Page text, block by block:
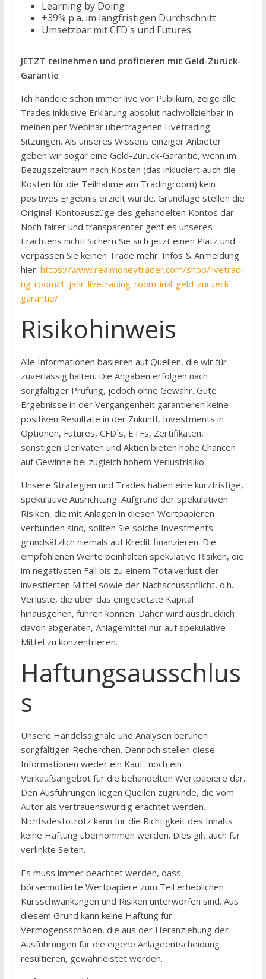
Learning by Doing
+39% p.a. im langfristigen Durchschnitt
Umsetzbar mit CFD´s und Futures
JETZT teilnehmen und profitieren mit Geld-Zurück-
Garantie
Ich handele schon immer live vor Publikum, zeige alle
Trades inklusive Erklärung absolut nachvollziehbar in
meinen per Webinar übertragenen Livetrading-
Sitzungen. Als unseres Wissens einziger Anbieter
geben wir sogar eine Geld-Zurück-Garantie, wenn im
Bezugszeitraum nach Kosten (das inkludiert auch die
Kosten für die Teilnahme am Tradingroom) kein
positives Ergebnis erzielt wurde. Grundlage stellen die
Original-Kontoauszüge des gehandelten Kontos dar.
Noch fairer und transparenter geht es unseres
Erachtens nicht! Sichern Sie sich jetzt einen Platz und
verpassen Sie keinen Trade mehr. Infos & Anmeldung
hier: https://www.realmoneytrader.com/shop/livetradi
ng-room/1-jahr-livetrading-room-inkl-geld-zurueck-
garantie/
Risikohinweis
Alle Informationen basieren auf Quellen, die wir für
zuverlässig halten. Die Angaben erfol­gen nach
sorgfältiger Prüfung, jedoch ohne Gewähr. Gute
Ergebnisse in der Vergangenheit garantieren keine
positiven Resultate in der Zukunft. Investments in
Optionen, Futures, CFD´s, ETFs, Zertifikaten,
sonstigen Derivaten und Aktien bieten hohe Chancen
auf Gewinne bei zugleich hohem Verlustrisiko.
Unsere Strategien und Trades haben eine kurzfristige,
spekulative Ausrichtung. Aufgrund der spekulativen
Risiken, die mit Anlagen in diesen Wertpapieren
verbunden sind, sollten Sie solche Investments
grundsätzlich niemals auf Kredit finanzieren. Die
empfohlenen Werte beinhalten spekulative Risiken, die
im negativsten Fall bis zu einem Totalverlust der
investierten Mittel sowie der Nachschusspflicht, d.h.
Verluste, die über das eingesetzte Kapital
hinausgehen, führen können. Daher wird ausdrücklich
davon abgeraten, Anlagemittel nur auf spekulative
Mittel zu konzentrieren.
Haftungsausschlus
s
Unsere Handelssignale und Analysen beruhen
sorgfältigen Recherchen. Dennoch stellen diese
Informationen weder ein Kauf- noch ein
Verkaufsangebot für die behandelten Wertpapiere dar.
Den Ausführungen liegen Quellen zugrunde, die vom
Autor als vertrauenswürdig erachtet werden.
Nichtsdestotrotz kann für die Richtigkeit des Inhalts
keine Haftung übernommen werden. Dies gilt auch für
verlinkte Seiten.
Es muss immer beachtet werden, dass
börsennotierte Wertpapiere zum Teil erheblichen
Kursschwankungen und Risiken unterworfen sind. Aus
diesem Grund kann keine Haftung für
Vermögensschäden, die aus der Heranziehung der
Ausführungen für die eigene Anlageentscheidung
resultieren, gewährleistet werden.